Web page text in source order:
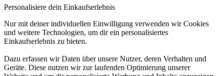
Personalisiere dein Einkaufserlebnis
Nur mit deiner individuellen Einwilligung verwenden wir Cookies
und weitere Technologien, um dir ein personalisiertes
Einkaufserlebnis zu bieten.
Dazu erfassen wir Daten über unsere Nutzer, deren Verhalten und
Geräte. Diese nutzen wir zur laufenden Optimierung unserer